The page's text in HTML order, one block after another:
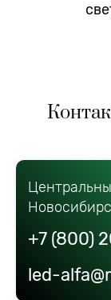
+7 (800)
led-